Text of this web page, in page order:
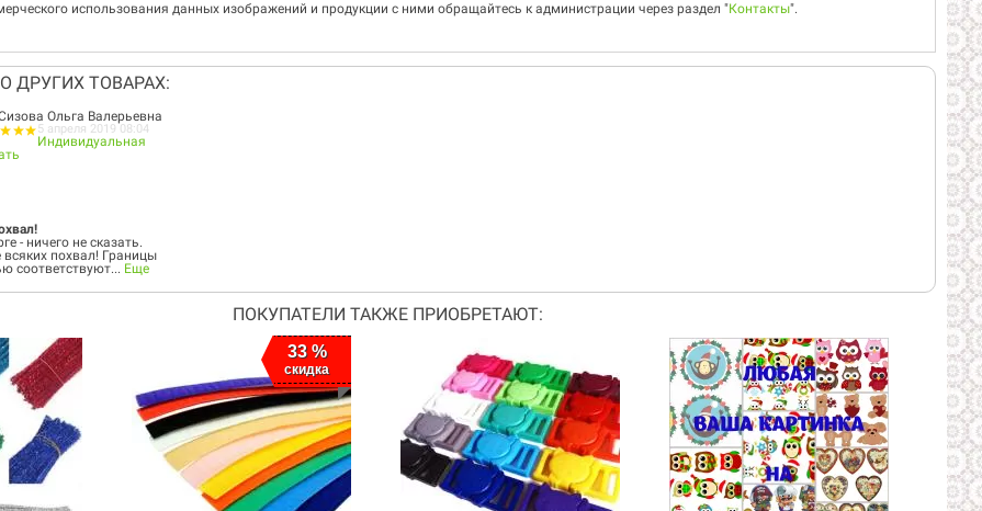
использования данных изображений и продукции с ними обращайтесь к администрации через раздел "Контакты".
ДРУГИХ ТОВАРАХ:
Ольга Валерьевна
5 апреля 2019 08:04
Индивидуальная
- ничего не сказать.
похвал! Границы
соответствуют... Еще
ПОКУПАТЕЛИ ТАКЖЕ ПРИОБРЕТАЮТ:
33 %
скидка